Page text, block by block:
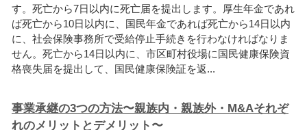
す。死亡から7日以内に死亡届を提出します。厚生年金であれ
ば死亡から10日以内に、国民年金であれば死亡から14日以内
に、社会保険事務所で受給停止手続きを行わなければなりま
せん。死亡から14日以内に、市区町村役場に国民健康保険資
格喪失届を提出して、国民健康保険証を返...
事業承継の3つの方法〜親族内・親族外・M&Aそれぞ
れのメリットとデメリット〜